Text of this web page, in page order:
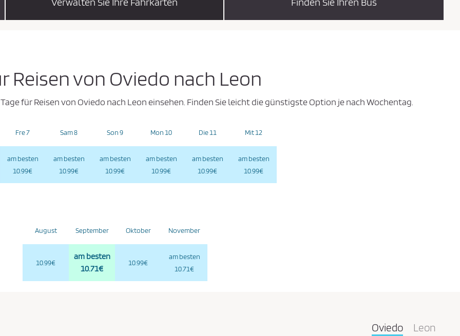
Reisen von Oviedo nach Leon
für Reisen von Oviedo nach Leon einsehen. Finden Sie leicht die günstigste Option je nach Wochentag.
Fre 7
am besten
10.99€
Sam 8
am besten
10.99€
Son 9
am besten
10.99€
Mon 10
am besten
10.99€
Die 11
am besten
10.99€
Mit 12
am besten
10.99€
August
10.99€
September
am besten
10.71€
Oktober
10.99€
November
am besten
10.71€
Oviedo Leon